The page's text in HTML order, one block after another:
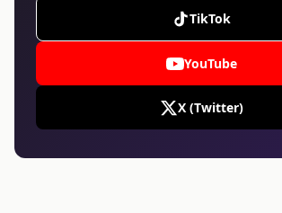
TikTok
YouTube
X (Twitter)